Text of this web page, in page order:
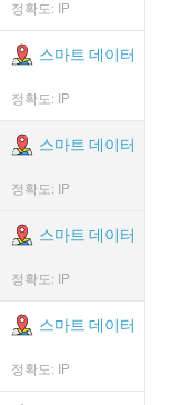
정확도: IP
스마트 데이터
정확도: IP
스마트 데이터
정확도: IP
스마트 데이터
정확도: IP
스마트 데이터
정확도: IP